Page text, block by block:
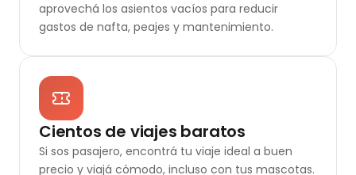
aprovechá los asientos vacíos para reducir
gastos de nafta, peajes y mantenimiento.
Cientos de viajes baratos
Si sos pasajero, encontrá tu viaje ideal a buen
precio y viajá cómodo, incluso con tus mascotas.